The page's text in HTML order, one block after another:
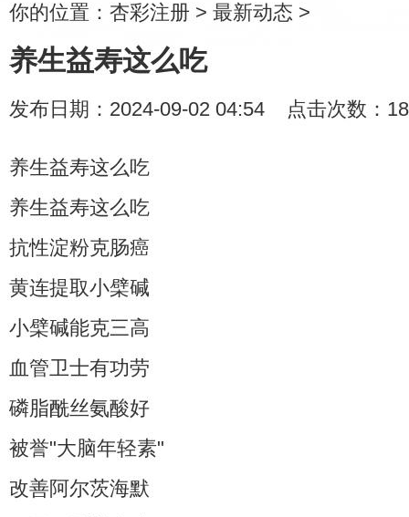
你的位置： 杏彩注册 > 最新动态 >
养生益寿这么吃
发布日期：2024-09-02 04:54 点击次数：
养生益寿这么吃
养生益寿这么吃
抗性淀粉克肠癌
黄连提取小檗碱
小檗碱能克三高
血管卫士有功劳
磷脂酰丝氨酸好
被誉"大脑年轻素"
改善阿尔茨海默